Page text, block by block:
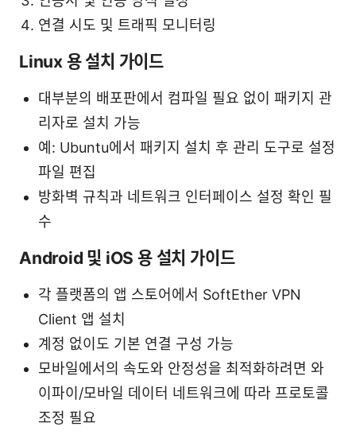
연결 시도 및 트래픽 모니터링
Linux 용 설치 가이드
대부분의 배포판에서 컴파일 필요 없이 패키지 관
리자로 설치 가능
예: Ubuntu에서 패키지 설치 후 관리 도구로 설정
파일 편집
방화벽 규칙과 네트워크 인터페이스 설정 확인 필
수
Android 및 iOS 용 설치 가이드
각 플랫폼의 앱 스토어에서 SoftEther VPN
Client 앱 설치
계정 없이도 기본 연결 구성 가능
모바일에서의 속도와 안정성을 최적화하려면 와
이파이/모바일 데이터 네트워크에 따라 프로토콜
조정 필요